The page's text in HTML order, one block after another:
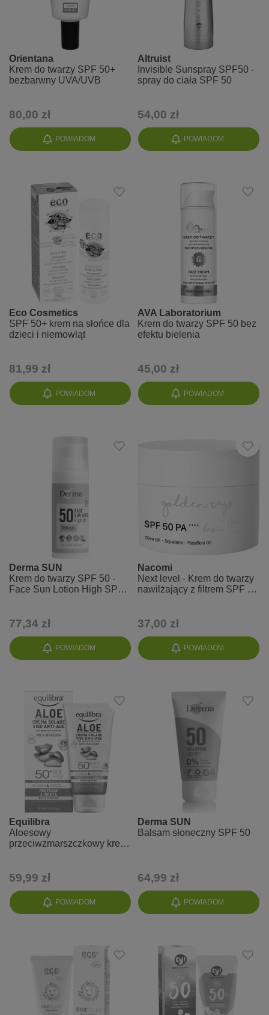
POWIADOM
Orientana
Krem do twarzy SPF 50+
bezbarwny UVA/UVB
80,00 zł
POWIADOM
Altruist
Invisible Sunspray SPF50 -
spray do ciała SPF 50
54,00 zł
POWIADOM
Eco Cosmetics
SPF 50+ krem na słońce dla
dzieci i niemowląt
81,99 zł
POWIADOM
AVA Laboratorium
Krem do twarzy SPF 50 bez
efektu bielenia
45,00 zł
POWIADOM
Derma SUN
Krem do twarzy SPF 50 -
Face Sun Lotion High SPF
77,34 zł
POWIADOM
Nacomi
Next level - Krem do twarzy
nawilżający z filtrem SPF 50
37,00 zł
POWIADOM
Equilibra
Aloesowy
przeciwzmarszczkowy krem
59,99 zł
POWIADOM
Derma SUN
Balsam słoneczny SPF 50
64,99 zł